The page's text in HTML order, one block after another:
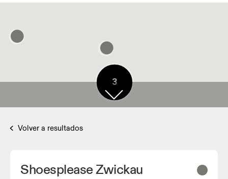
3
Volver a resultados
Shoesplease Zwickau